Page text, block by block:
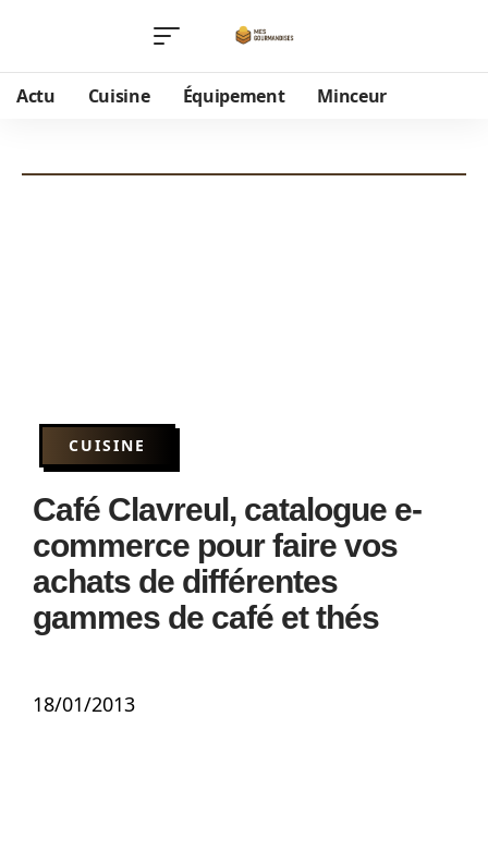
Actu Cuisine Équipement Minceur
CUISINE
Café Clavreul, catalogue e-
commerce pour faire vos
achats de différentes
gammes de café et thés
18/01/2013